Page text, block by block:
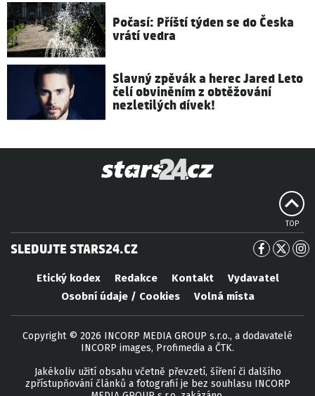
Počasí: Příští týden se do Česka
vrátí vedra
Slavný zpěvák a herec Jared Leto
čelí obviněním z obtěžování
nezletilých dívek!
TOP
SLEDUJTE STARS24.CZ
Etický kodex Redakce Kontakt
Vydavatel
Osobní údaje / Cookies
Volná místa
Copyright © 2026 INCORP MEDIA GROUP s.r.o., a dodavatelé
INCORP images, Profimedia a ČTK.
Jakékoliv užití obsahu včetně převzetí, šíření či dalšího
zpřístupňování článků a fotografií je bez souhlasu INCORP